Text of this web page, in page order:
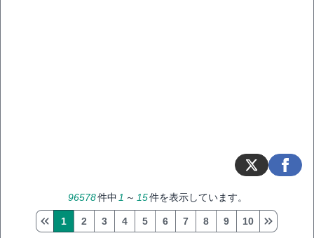
96578件中 1 ～ 15件を表示しています。
1 2 3 4 5 6 7 8 9 10